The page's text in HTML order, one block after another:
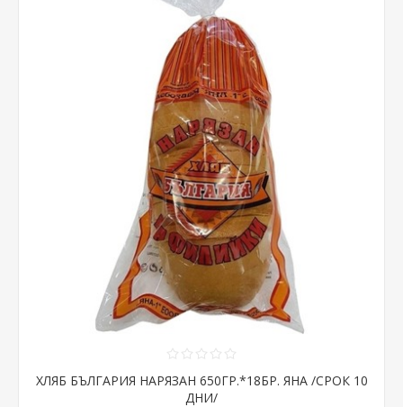
ХЛЯБ БЪЛГАРИЯ НАРЯЗАН 650ГР.*18БР. ЯНА /СРОК 10
ДНИ/